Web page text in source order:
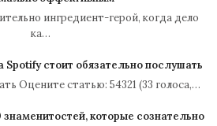
ингредиент-герой, когда дело
ка…
Spotify стоит обязательно послушать
Оцените статью: 54321 (33 голоса,…
которые сознательно